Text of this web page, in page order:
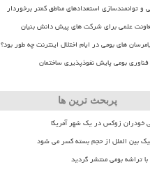
توانمندسازی استعدادهای مناطق کمتر برخوردار
علمی برای شرکت های پیش دانش بنیان
های بومی در ایام اختلال اینترنت چه طور بود؟
بومی پایش نفوذپذیری ساختمان
پربحث ترین ها
زوکس در یک شهر آمریکا
بین الملل از حجم بسته کسر می شود
تراشه بومی منتشر گردید